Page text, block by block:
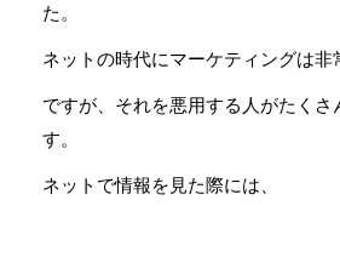
た。
ネットの時代にマーケティングは非
ですが、それを悪用する人がたくさ
す。
ネットで情報を見た際には、